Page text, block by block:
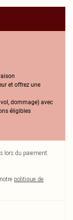
et offrez une
dommage) avec
éligibles
lors du paiement.
politique de